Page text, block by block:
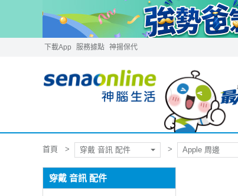
下載App 服務據點 神揚保代
首頁 穿戴 音訊 配件 Apple 周邊
穿戴 音訊 配件